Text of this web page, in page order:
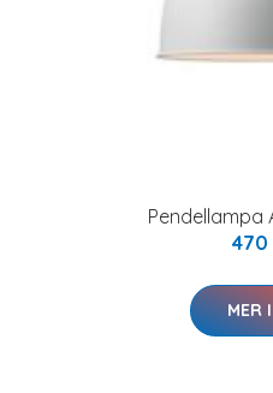
Pendellampa
470
MER